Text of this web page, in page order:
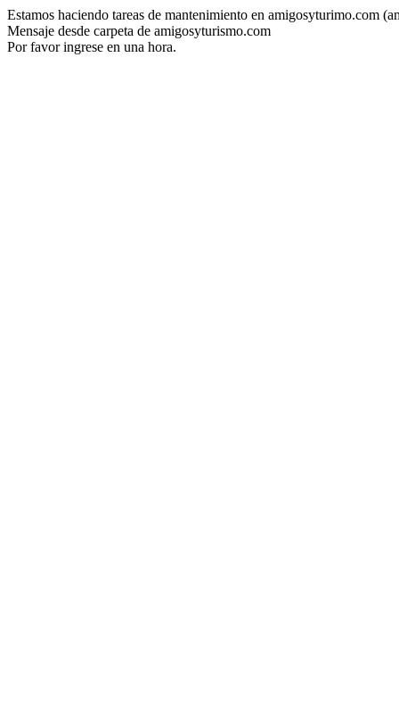
Estamos haciendo tareas de mantenimiento en amigosyturimo.com
Mensaje desde carpeta de amigosyturismo.com
Por favor ingrese en una hora.